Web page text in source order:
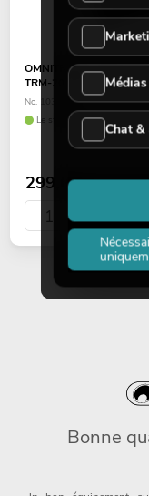
OMNITRONIC Table de
TRM-202MK3 2 canaux
No. 10355922
Le stock suffit pour env. 4
299,00€
Bonne
Chat &